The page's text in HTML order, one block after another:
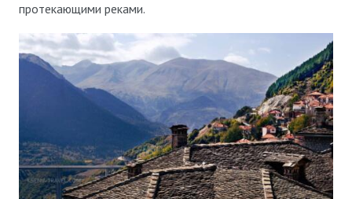
протекающими реками.